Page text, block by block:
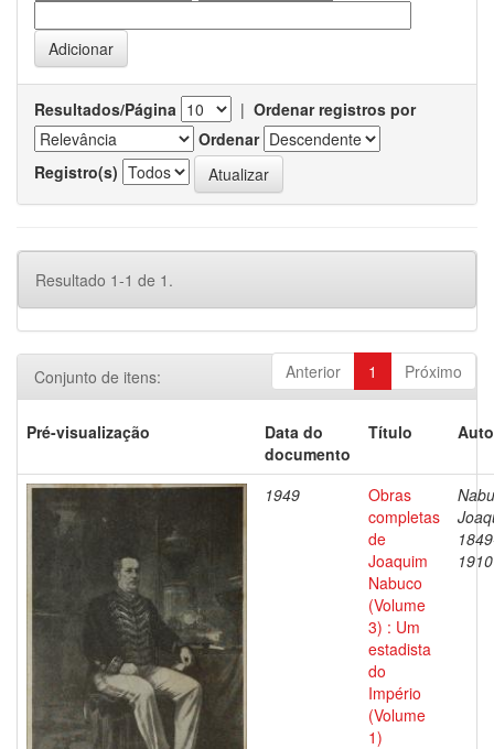
Resultados/Página | Ordenar registros por
Ordenar
Registro(s)
Resultado 1-1 de 1.
Anterior 1 Próximo
Conjunto de itens:
Pré-visualização
Data do
documento
Título
1949
Obras
completas
de
Joaquim
Nabuco
(Volume
3) : Um
estadista
do
Império
(Volume
1)
1910